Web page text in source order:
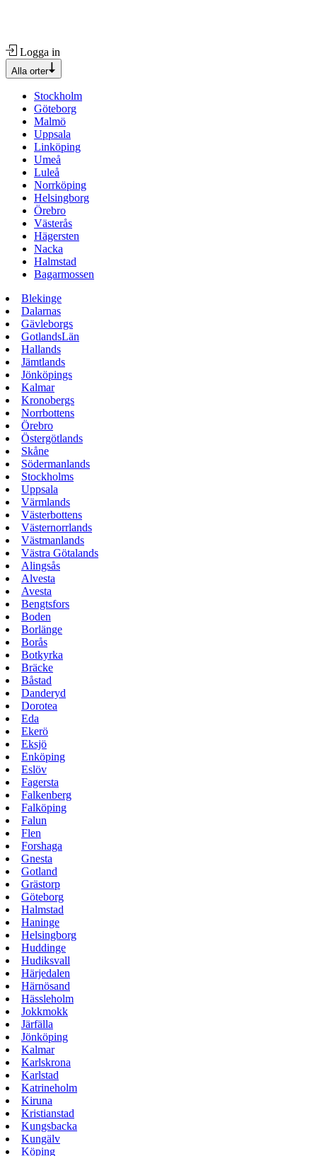
Logga in
Alla orter
Stockholm
Göteborg
Malmö
Uppsala
Linköping
Umeå
Luleå
Norrköping
Helsingborg
Örebro
Västerås
Hägersten
Nacka
Halmstad
Bagarmossen
Blekinge
Dalarnas
Gävleborgs
GotlandsLän
Hallands
Jämtlands
Jönköpings
Kalmar
Kronobergs
Norrbottens
Örebro
Östergötlands
Skåne
Södermanlands
Stockholms
Uppsala
Värmlands
Västerbottens
Västernorrlands
Västmanlands
Västra Götalands
Alingsås
Alvesta
Avesta
Bengtsfors
Boden
Borlänge
Borås
Botkyrka
Bräcke
Båstad
Danderyd
Dorotea
Eda
Ekerö
Eksjö
Enköping
Eslöv
Fagersta
Falkenberg
Falköping
Falun
Flen
Forshaga
Gnesta
Gotland
Grästorp
Göteborg
Halmstad
Haninge
Helsingborg
Huddinge
Hudiksvall
Härjedalen
Härnösand
Hässleholm
Jokkmokk
Järfälla
Jönköping
Kalmar
Karlskrona
Karlstad
Katrineholm
Kiruna
Kristianstad
Kungsbacka
Kungälv
Köping